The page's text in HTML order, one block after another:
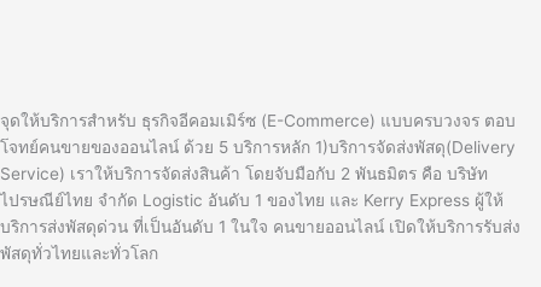
จุดให้บริการสำหรับ ธุรกิจอีคอมเมิร์ซ (E-Commerce) แบบครบวงจร ตอบ
โจทย์คนขายของออนไลน์ ด้วย 5 บริการหลัก 1)บริการจัดส่งพัสดุ(Delivery
Service) เราให้บริการจัดส่งสินค้า โดยจับมือกับ 2 พันธมิตร คือ บริษัท
ไปรษณีย์ไทย จำกัด Logistic อันดับ 1 ของไทย และ Kerry Express ผู้ให้
บริการส่งพัสดุด่วน ที่เป็นอันดับ 1 ในใจ คนขายออนไลน์ เปิดให้บริการรับส่ง
พัสดุทั่วไทยและทั่วโลก